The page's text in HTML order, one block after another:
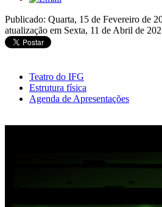
Publicado: Quarta, 15 de Fevereiro de
atualização em Sexta, 11 de Abril de
Teatro do IFG
Estrutura física
Agenda de Apresentações